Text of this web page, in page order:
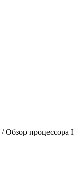
/ Обзор процессора